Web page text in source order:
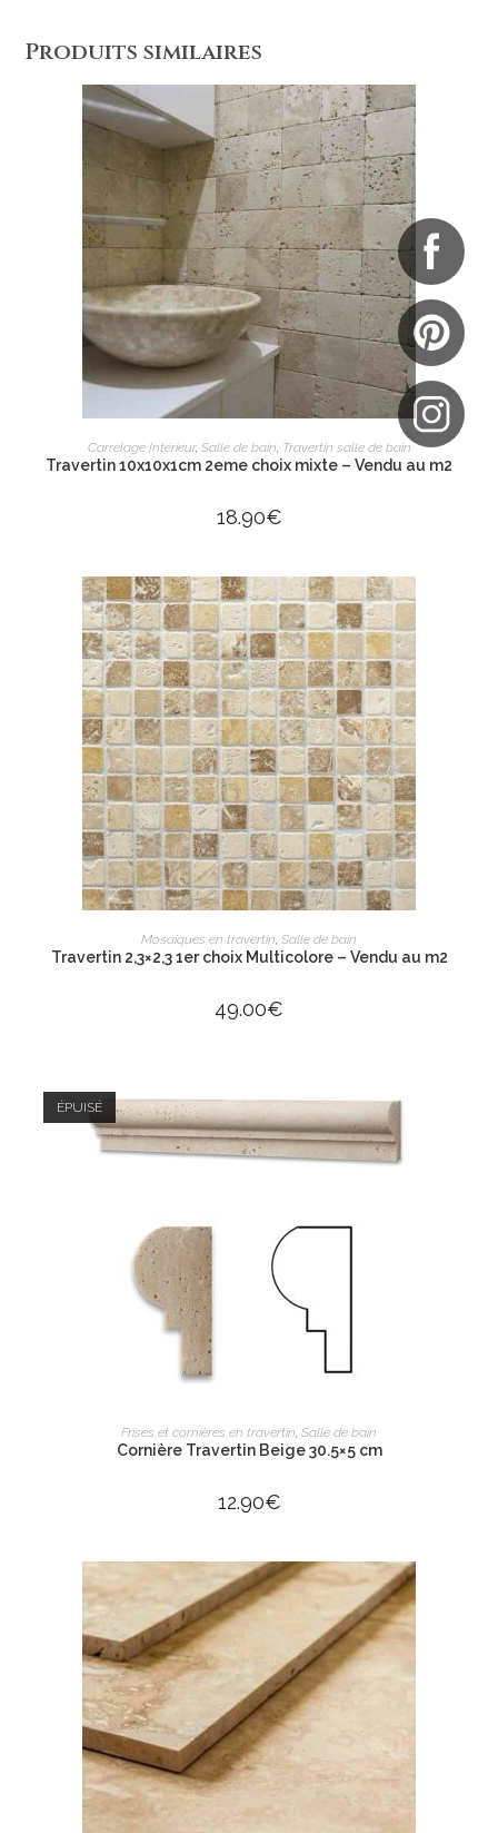
Produits similaires
AJOUTER AU PANIER
Carrelage Intérieur, Salle de bain Travertin salle de bain
Travertin 10x10x1cm 2eme choix mixte – Vendu au m2
18.90€
AJOUTER AU PANIER
Mosaiques en travertin, Salle de bain
Travertin 2,3×2,3 1er choix Multicolore – Vendu au m2
49.00€
ÉPUISÉ
LIRE LA SUITE
Frises et cornières en travertin Salle de bain
Cornière Travertin Beige 30.5×5 cm
12.90€